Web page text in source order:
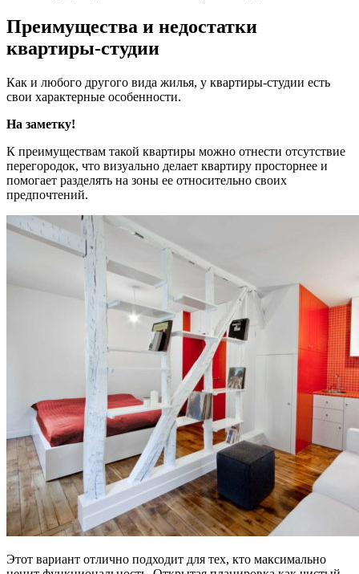
Преимущества и недостатки
квартиры-студии
Как и любого другого вида жилья, у квартиры-студии есть
свои характерные особенности.
На заметку!
К преимуществам такой квартиры можно отнести отсутствие
перегородок, что визуально делает квартиру просторнее и
помогает разделять на зоны ее относительно своих
предпочтений.
Этот вариант отлично подходит для тех, кто максимально